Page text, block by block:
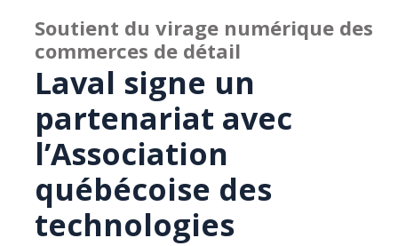
Soutient du virage numérique des
commerces de détail
Laval signe un
partenariat avec
l’Association
québécoise des
technologies